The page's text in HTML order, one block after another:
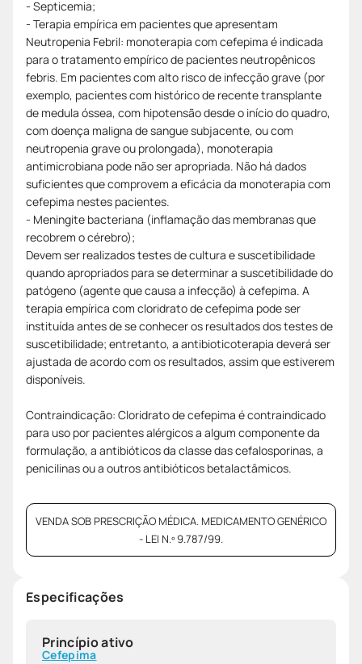
- Septicemia;
- Terapia empírica em pacientes que apresentam
Neutropenia Febril: monoterapia com cefepima é indicada
para o tratamento empírico de pacientes neutropênicos
febris. Em pacientes com alto risco de infecção grave (por
exemplo, pacientes com histórico de recente transplante
de medula óssea, com hipotensão desde o início do quadro,
com doença maligna de sangue subjacente, ou com
neutropenia grave ou prolongada), monoterapia
antimicrobiana pode não ser apropriada. Não há dados
suficientes que comprovem a eficácia da monoterapia com
cefepima nestes pacientes.
- Meningite bacteriana (inflamação das membranas que
recobrem o cérebro);
Devem ser realizados testes de cultura e suscetibilidade
quando apropriados para se determinar a suscetibilidade do
patógeno (agente que causa a infecção) à cefepima. A
terapia empírica com cloridrato de cefepima pode ser
instituída antes de se conhecer os resultados dos testes de
suscetibilidade; entretanto, a antibioticoterapia deverá ser
ajustada de acordo com os resultados, assim que estiverem
disponíveis.
Contraindicação: Cloridrato de cefepima é contraindicado
para uso por pacientes alérgicos a algum componente da
formulação, a antibióticos da classe das cefalosporinas, a
penicilinas ou a outros antibióticos betalactâmicos.
VENDA SOB PRESCRIÇÃO MÉDICA. MEDICAMENTO GENÉRICO
- LEI N.º 9.787/99.
Especificações
Princípio ativo
Cefepima